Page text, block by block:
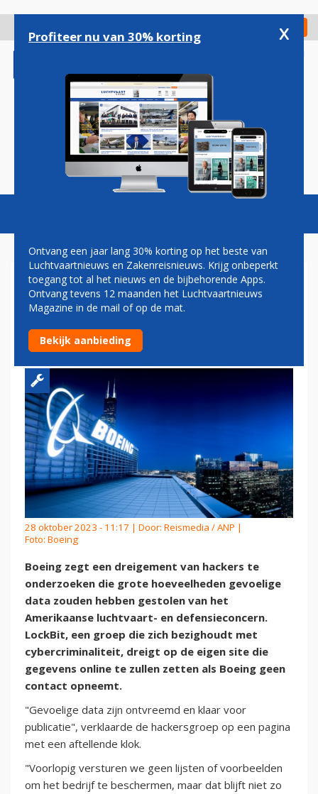
gaan
Check in
Magazine Podcasts Vacatures
BOEING DOET ONDERZOEK
NAAR VERMEENDE DIEFSTAL
VAN DATA DOOR HACKERS
28 oktober 2023 - 11:17 | Door: Reismedia / ANP |
Foto: Boeing
Boeing zegt een dreigement van hackers te
onderzoeken die grote hoeveelheden gevoelige
data zouden hebben gestolen van het
Amerikaanse luchtvaart- en defensieconcern.
LockBit, een groep die zich bezighoudt met
cybercriminaliteit, dreigt op de eigen site die
gegevens online te zullen zetten als Boeing geen
contact opneemt.
"Gevoelige data zijn ontvreemd en klaar voor
publicatie", verklaarde de hackersgroep op een pagina
met een aftellende klok.
"Voorlopig versturen we geen lijsten of voorbeelden
om het bedrijf te beschermen, maar dat blijft niet zo
Profiteer nu van 30% korting x
Ontvang een jaar lang 30% korting op het beste van
Luchtvaartnieuws en Zakenreisnieuws. Krijg onbeperkt
toegang tot al het nieuws en de bijbehorende Apps.
Ontvang tevens 12 maanden het Luchtvaartnieuws
Magazine in de mail of op de mat.
Bekijk aanbieding